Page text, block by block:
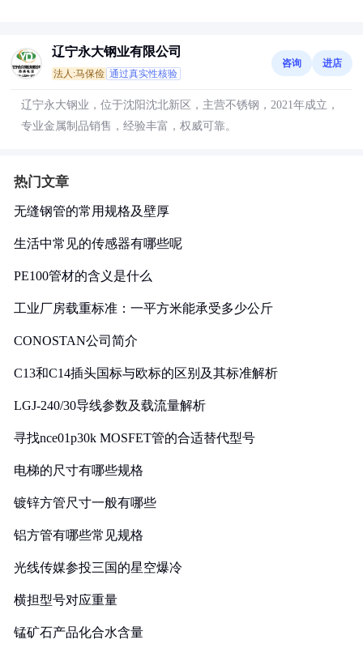
辽宁永大钢业有限公司
法人:马保俭 通过真实性核验
咨询 进店
辽宁永大钢业，位于沈阳沈北新区，主营不锈钢，2021年成立，
专业金属制品销售，经验丰富，权威可靠。
热门文章
无缝钢管的常用规格及壁厚
生活中常见的传感器有哪些呢
PE100管材的含义是什么
工业厂房载重标准：一平方米能承受多少公斤
CONOSTAN公司简介
C13和C14插头国标与欧标的区别及其标准解析
LGJ-240/30导线参数及载流量解析
寻找nce01p30k MOSFET管的合适替代型号
电梯的尺寸有哪些规格
镀锌方管尺寸一般有哪些
铝方管有哪些常见规格
光线传媒参投三国的星空爆冷
横担型号对应重量
锰矿石产品化合水含量